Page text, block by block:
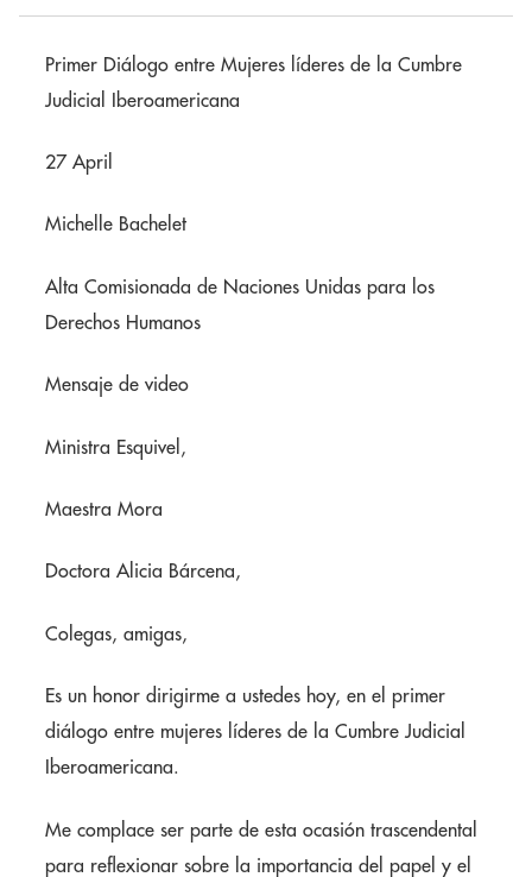
Primer Diálogo entre Mujeres líderes de la Cumbre
Judicial Iberoamericana
27 April
Michelle Bachelet
Alta Comisionada de Naciones Unidas para los
Derechos Humanos
Mensaje de video
Ministra Esquivel,
Maestra Mora
Doctora Alicia Bárcena,
Colegas, amigas,
Es un honor dirigirme a ustedes hoy, en el primer
diálogo entre mujeres líderes de la Cumbre Judicial
Iberoamericana.
Me complace ser parte de esta ocasión trascendental
para reflexionar sobre la importancia del papel y el